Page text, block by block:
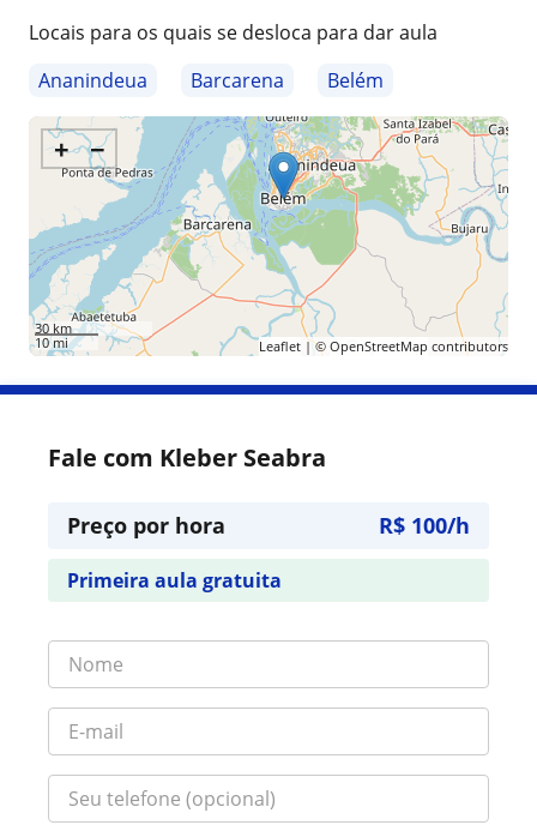
Locais para os quais se desloca para dar aula
Ananindeua
Barcarena Belém
+ −
30 km
10 mi
Leaflet| © OpenStreetMap contributors
Fale com Kleber Seabra
Preço por hora R$ 100/h
Primeira aula gratuita